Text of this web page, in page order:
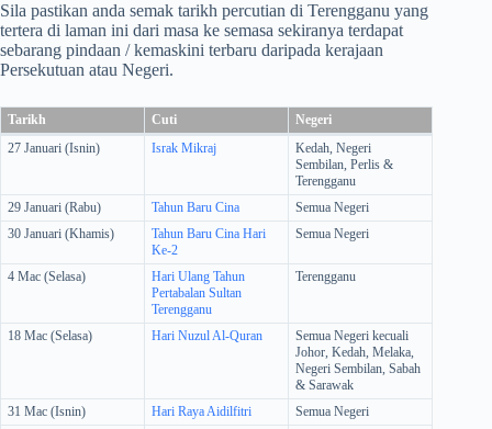
Sila pastikan anda semak tarikh percutian di Terengganu yang
tertera di laman ini dari masa ke semasa sekiranya terdapat
sebarang pindaan / kemaskini terbaru daripada kerajaan
Persekutuan atau Negeri.
Tarikh Cuti
Negeri
27 Januari (Isnin)
Israk Mikraj
Kedah, Negeri
Sembilan, Perlis &
Terengganu
29 Januari (Rabu)
Tahun Baru Cina
Semua Negeri
30 Januari (Khamis)
Tahun Baru Cina Hari
Ke-2
Semua Negeri
4 Mac (Selasa)
Hari Ulang Tahun
Pertabalan Sultan
Terengganu
Terengganu
18 Mac (Selasa) Hari Nuzul Al-Quran
Semua Negeri kecuali
Johor, Kedah, Melaka,
Negeri Sembilan, Sabah
& Sarawak
31 Mac (Isnin)
Hari Raya Aidilfitri
Semua Negeri